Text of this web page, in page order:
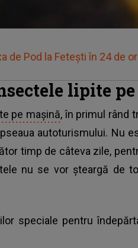
de Pod la Fetești în 24 de
lipite
pe mașină, în primul rând
autoturismului. Nu
timp de câteva zile,
nu se vor șteargă de
speciale pentru